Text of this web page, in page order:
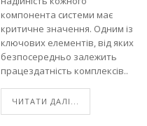
компонента системи має
критичне значення. Одним із
ключових елементів, від яких
безпосередньо залежить
працездатність комплексів..
ЧИТАТИ ДАЛІ...